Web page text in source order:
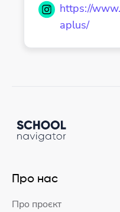
https://
aplus/
Про нас
Про проєкт